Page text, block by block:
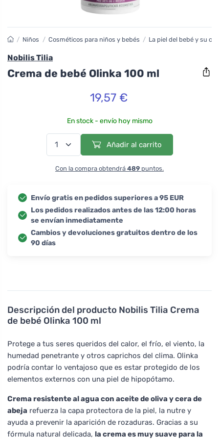
Descripción del producto Nobilis Tilia Crema
de bebé Olinka 100 ml
Protege a tus seres queridos del calor, el frío, el viento, la
humedad penetrante y otros caprichos del clima. Olinka
podría contar lo ventajoso que es estar protegido de los
elementos externos con una piel de hipopótamo.
Crema resistente al agua con aceite de oliva y cera de
abeja refuerza la capa protectora de la piel, la nutre y
ayuda a prevenir la aparición de rozaduras. Gracias a su
fórmula natural delicada, la crema es muy suave para la
/ Niños / Cosméticos para niños y bebés / La piel del bebé y su
Nobilis Tilia
Crema de bebé Olinka 100 ml
19,57 €
En stock - envío hoy mismo
Añadir al carrito
Con la compra obtendrá 489 puntos.
Envío gratis en pedidos superiores a 95 EUR
Los pedidos realizados antes de las 12:00 horas
se envían inmediatamente
Cambios y devoluciones gratuitos dentro de los
90 días